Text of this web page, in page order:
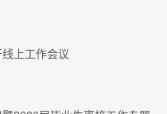
上工作会议